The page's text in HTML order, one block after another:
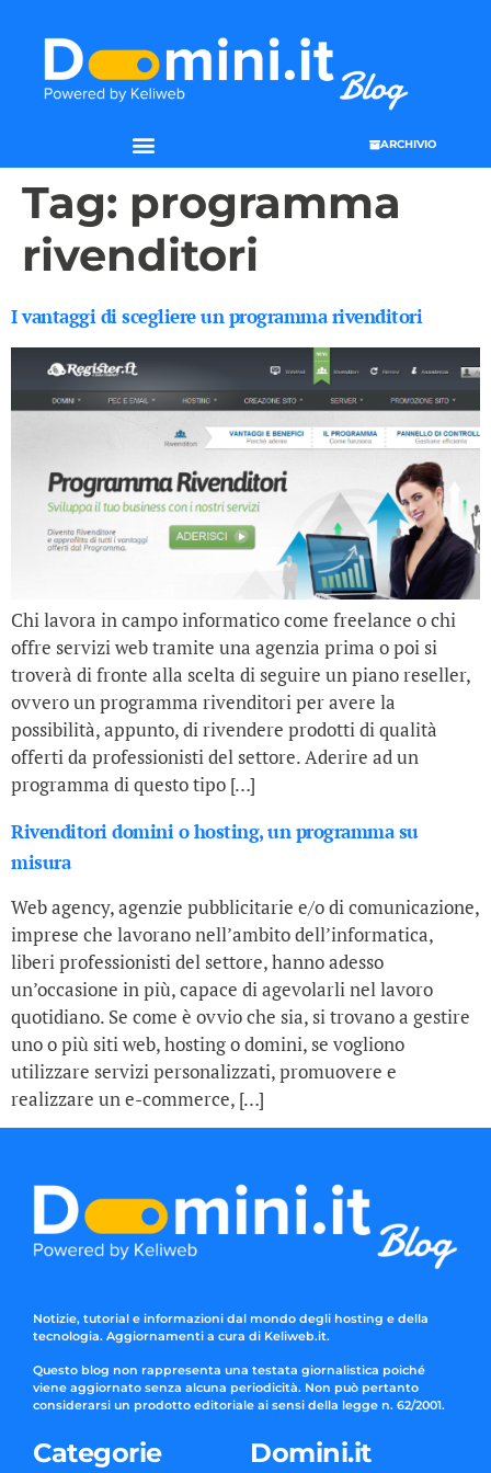
ARCHIVIO
Tag: programma
rivenditori
I vantaggi di scegliere un programma rivenditori
Chi lavora in campo informatico come freelance o chi
offre servizi web tramite una agenzia prima o poi si
troverà di fronte alla scelta di seguire un piano reseller,
ovvero un programma rivenditori per avere la
possibilità, appunto, di rivendere prodotti di qualità
offerti da professionisti del settore. Aderire ad un
programma di questo tipo […]
Rivenditori domini o hosting, un programma su
misura
Web agency, agenzie pubblicitarie e/o di comunicazione,
imprese che lavorano nell’ambito dell’informatica,
liberi professionisti del settore, hanno adesso
un’occasione in più, capace di agevolarli nel lavoro
quotidiano. Se come è ovvio che sia, si trovano a gestire
uno o più siti web, hosting o domini, se vogliono
utilizzare servizi personalizzati, promuovere e
realizzare un e-commerce, […]
Notizie, tutorial e informazioni dal mondo degli hosting e della
tecnologia. Aggiornamenti a cura di Keliweb.it.
Questo blog non rappresenta una testata giornalistica poiché
viene aggiornato senza alcuna periodicità. Non può pertanto
considerarsi un prodotto editoriale ai sensi della legge n. 62/2001.
Categorie Domini.it